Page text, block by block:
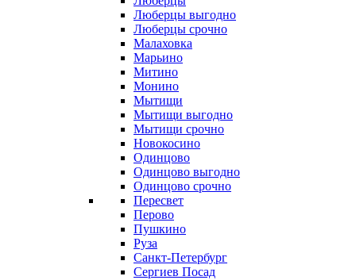
Люберцы выгодно
Люберцы срочно
Малаховка
Марьино
Митино
Монино
Мытищи
Мытищи выгодно
Мытищи срочно
Новокосино
Одинцово
Одинцово выгодно
Одинцово срочно
Пересвет
Перово
Пушкино
Руза
Санкт-Петербург
Сергиев Посад